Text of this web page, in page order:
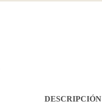
DESCRIPCIÓN